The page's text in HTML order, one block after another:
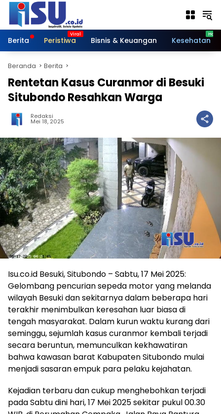
Langsung
konten
Berita
Peristiwa Bisnis & Keuangan Kesehatan
Beranda Berita
Rentetan Kasus Curanmor di Besuki
Situbondo Resahkan Warga
Redaksi
Mei 18, 2025
Isu.co.id Besuki, Situbondo – Sabtu, 17 Mei 2025:
Gelombang pencurian sepeda motor yang melanda
wilayah Besuki dan sekitarnya dalam beberapa hari
terakhir menimbulkan keresahan luar biasa di
tengah masyarakat. Dalam kurun waktu kurang dari
seminggu, sejumlah kasus curanmor kembali terjadi
secara beruntun, memunculkan kekhawatiran
bahwa kawasan barat Kabupaten Situbondo mulai
menjadi sasaran empuk para pelaku kejahatan.
Kejadian terbaru dan cukup menghebohkan terjadi
pada Sabtu dini hari, 17 Mei 2025 sekitar pukul 00.30